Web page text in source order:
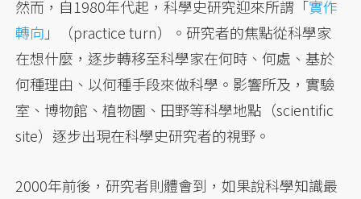
然而，自1980年代起，科學史研究迎來所謂「實作
轉向 」（practice turn）。研究者的焦點從科學家
在想什麼，逐步轉移至科學家在何時、何處、基於
何種理由、以何種手段來做科學。影響所及，實驗
室、博物館、植物園、田野等科學地點（scientific
site）逐步出現在科學史研究者的視野。
2000年前後，研究者則體會到，如果說科學知識最